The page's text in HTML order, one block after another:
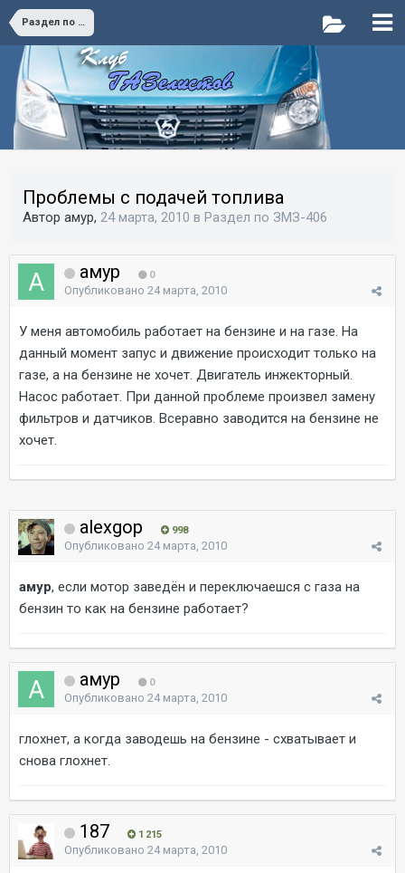
Раздел по ЗМЗ-406
Проблемы с подачей топлива
Автор амур, 24 марта, 2010 в Раздел по ЗМЗ-406
амур 0
Опубликовано 24 марта, 2010
У меня автомобиль работает на бензине и на газе. На
данный момент запус и движение происходит только на
газе, а на бензине не хочет. Двигатель инжекторный.
Насос работает. При данной проблеме произвел замену
фильтров и датчиков. Всеравно заводится на бензине не
хочет.
alexgop 998
Опубликовано 24 марта, 2010
амур, если мотор заведён и переключаешся с газа на
бензин то как на бензине работает?
амур 0
Опубликовано 24 марта, 2010
глохнет, а когда заводешь на бензине - схватывает и
снова глохнет.
187 1 215
Опубликовано 24 марта, 2010